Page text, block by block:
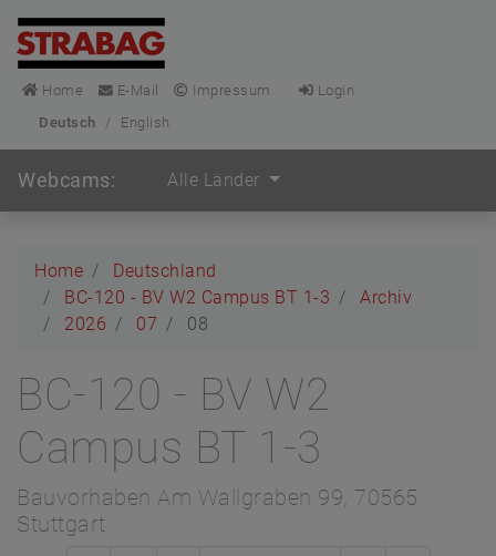
Home E-Mail Impressum
Login
Deutsch
/ English
Webcams: Alle Länder
Home
Deutschland
BC-120 - BV W2 Campus BT 1-3
Archiv
2026
07 08
BC-120 - BV W2
Campus BT 1-3
Bauvorhaben Am Wallgraben 99, 70565
Stuttgart